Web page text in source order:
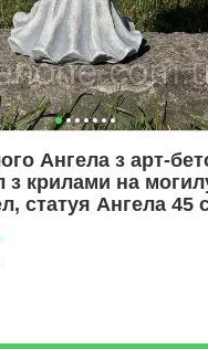
Ангела з арт-
з крилами на
статуя Ангела 45